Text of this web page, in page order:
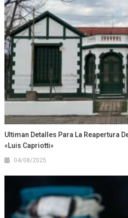
Ultiman Detalles Para La Reapertura
«Luis Capriotti»
04/08/2025